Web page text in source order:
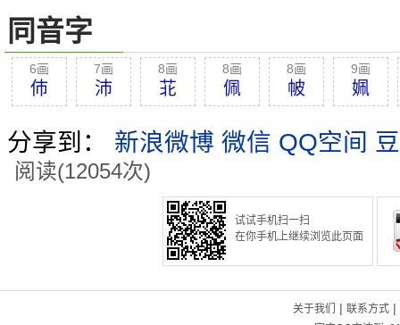
同音字
6画
伂
7画
沛
8画
苝
8画
佩
8画
帔
9画
姵
分享到： 新浪微博 微信 QQ空间
阅读(12054次)
试试手机扫一扫
在你手机上继续浏览此页面
关于我们 | 联系方式|